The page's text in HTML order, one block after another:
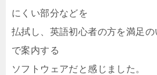
にくい部分などを
払拭し、英語初心者の方を満足の
で案内する
ソフトウェアだと感じました。